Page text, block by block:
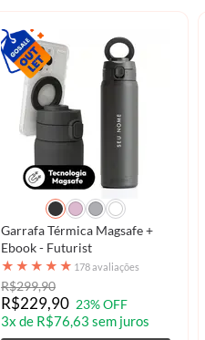
Garrafa Térmica Magsafe +
Ebook - Futurist
★ ★ ★ ★ ★ 178 avaliações
R$299,90
R$229,90 23% OFF
3x de R$76,63 sem juros